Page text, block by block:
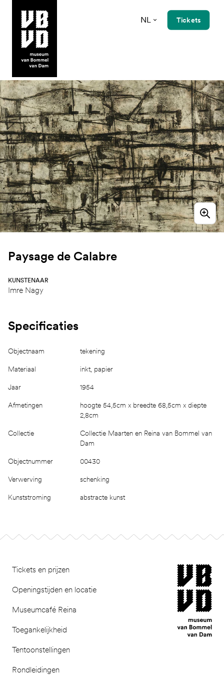
museum van Bommel van Dam
NL Tickets
Paysage de Calabre
KUNSTENAAR
Imre Nagy
Specificaties
Objectnaam tekening
Materiaal inkt, papier
Jaar 1954
Afmetingen
hoogte 54,5cm x breedte 68,5cm x diepte
2,8cm
Collectie
Collectie Maarten en Reina van Bommel van
Dam
Objectnummer 00430
Verwerving schenking
Kunststroming abstracte kunst
Tickets en prijzen
Openingstijden en locatie
Museumcafé Reina
Toegankelijkheid
Tentoonstellingen
Rondleidingen
museum van